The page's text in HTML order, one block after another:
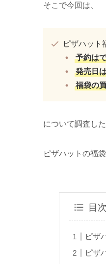
そこで今回は、
ピザハット
予約は
発売日
福袋の
について調査し
ピザハットの福
目次
ピザ
ピザ